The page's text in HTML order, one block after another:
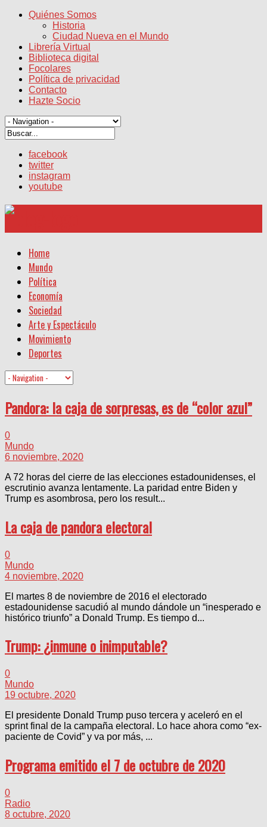
Quiénes Somos
Historia
Ciudad Nueva en el Mundo
Librería Virtual
Biblioteca digital
Focolares
Política de privacidad
Contacto
Hazte Socio
facebook
twitter
instagram
youtube
Home
Mundo
Política
Economía
Sociedad
Arte y Espectáculo
Movimiento
Deportes
Pandora: la caja de sorpresas, es de “color azul”
0
Mundo
6 noviembre, 2020
A 72 horas del cierre de las elecciones estadounidenses, el
escrutinio avanza lentamente. La paridad entre Biden y
Trump es asombrosa, pero los result...
La caja de pandora electoral
0
Mundo
4 noviembre, 2020
El martes 8 de noviembre de 2016 el electorado
estadounidense sacudió al mundo dándole un “inesperado e
histórico triunfo” a Donald Trump. Es tiempo d...
Trump: ¿inmune o inimputable?
0
Mundo
19 octubre, 2020
El presidente Donald Trump puso tercera y aceleró en el
sprint final de la campaña electoral. Lo hace ahora como “ex-
paciente de Covid” y va por más, ...
Programa emitido el 7 de octubre de 2020
0
Radio
8 octubre, 2020